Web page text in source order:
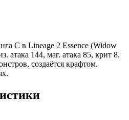
C в Lineage 2 Essence (Widow
атака 144, маг. атака 85, крит 8.
создаётся крафтом.